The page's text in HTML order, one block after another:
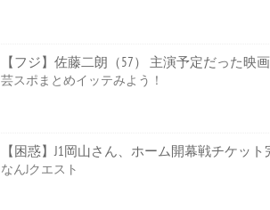
【フジ】佐藤二朗（57） 主演予定だった映
芸スポまとめイッテみよう！
なんJクエスト